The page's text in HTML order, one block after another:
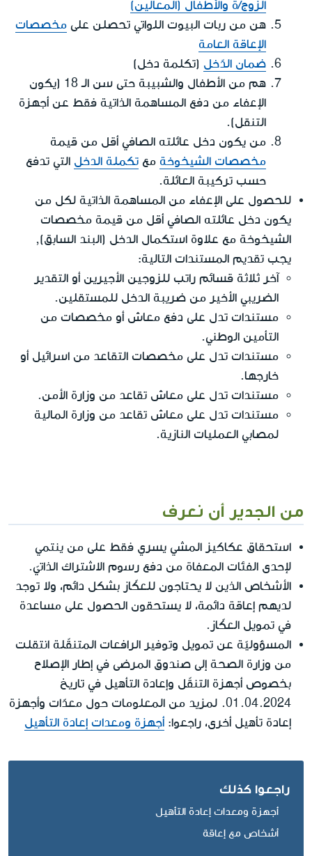
الزوج/ة والأطفال (المعالين)
هن من ربات البيوت اللواتي تحصلن على مخصصات
الإعاقة العامة
ضمان الدّخل (تكلمة دخل)
هم من الأطفال والشبيبة حتى سن الـ 18 (يكون
الإعفاء من دفع المساهمة الذاتية فقط عن أجهزة
التنقل).
من يكون دخل عائلته الصافي أقل من قيمة
مخصصات الشيخوخة مع تكملة الدخل التي تدفع
حسب تركيبة العائلة.
للحصول على الإعفاء من المساهمة الذاتية لكل من
يكون دخل عائلته الصافي أقل من قيمة مخصصات
الشيخوخة مع علاوة استكمال الدخل (البند السابق),
يجب تقديم المستندات التالية:
آخر ثلاثة قسائم راتب للزوجين الأجيرين أو التقدير
الضريبي الأخير من ضريبة الدخل للمستقلين.
مستندات تدل على دفع معاش أو مخصصات من
التأمين الوطني.
مستندات تدل على مخصصات التقاعد من اسرائيل أو
خارجها.
مستندات تدل على معاش تقاعد من وزارة الأمن.
مستندات تدل على معاش تقاعد من وزارة المالية
لمصابي العمليات النازية.
من الجدير أن نعرف
استحقاق عكاكيز المشي يسري فقط على من ينتمي
لإحدى الفئات المعفاة من دفع رسوم الاشتراك الذاتيّ.
الأشخاص الذين لا يحتاجون للعكّاز بشكل دائم، ولا توجد
لديهم إعاقة دائمة، لا يستحقون الحصول على مساعدة
في تمويل العكّاز.
المسؤوليّة عن تمويل وتوفير الرافعات المتنقّلة انتقلت
من وزارة الصحة إلى صندوق المرضى في إطار الإصلاح
بخصوص أجهزة التنقّل وإعادة التأهيل في تاريخ
01.04.2024. لمزيد من المعلومات حول معدّات وأجهزة
إعادة تأهيل أخرى، راجعوا:أجهزة ومعدات إعادة التأهيل
راجعوا كذلك
أجهزة ومعدات إعادة التأهيل
أشخاص مع إعاقة